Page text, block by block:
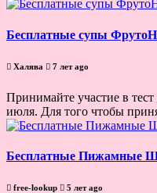
Бесплатные супы
Халява 7 лет ago
Принимайте участие в
июля. Для того чтобы
Бесплатные Пижамные
free-lookup 5 лет ago